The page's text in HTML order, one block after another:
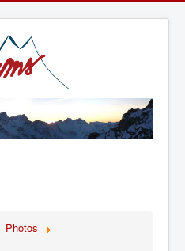
Photos